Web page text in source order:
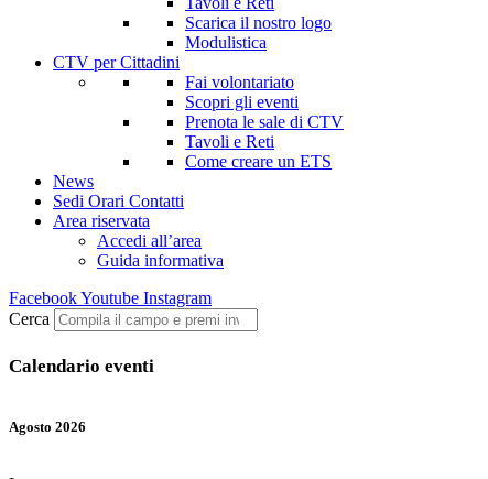
Scarica il nostro logo
Modulistica
CTV per Cittadini
Fai volontariato
Scopri gli eventi
Prenota le sale di CTV
Tavoli e Reti
Come creare un ETS
News
Sedi Orari Contatti
Area riservata
Accedi all’area
Guida informativa
FacebookYoutube Instagram
Cerca
Calendario eventi
Agosto 2026